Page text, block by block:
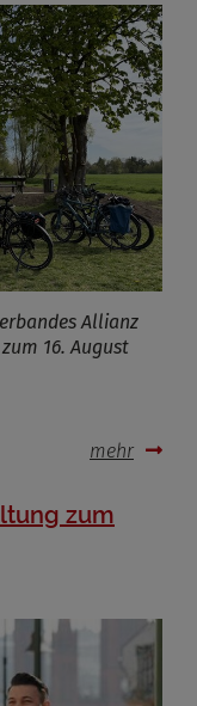
Allianz
16. August
mehr
zum